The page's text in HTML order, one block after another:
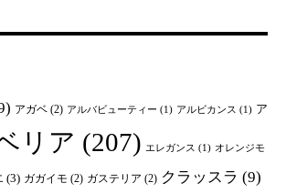
アガベ (2) アルバビューティー (1) アルビカンス (1) ア
リア (207) エレガンス (1) オレンジモ
(3) ガガイモ (2) ガステリア (2) クラッスラ (9)